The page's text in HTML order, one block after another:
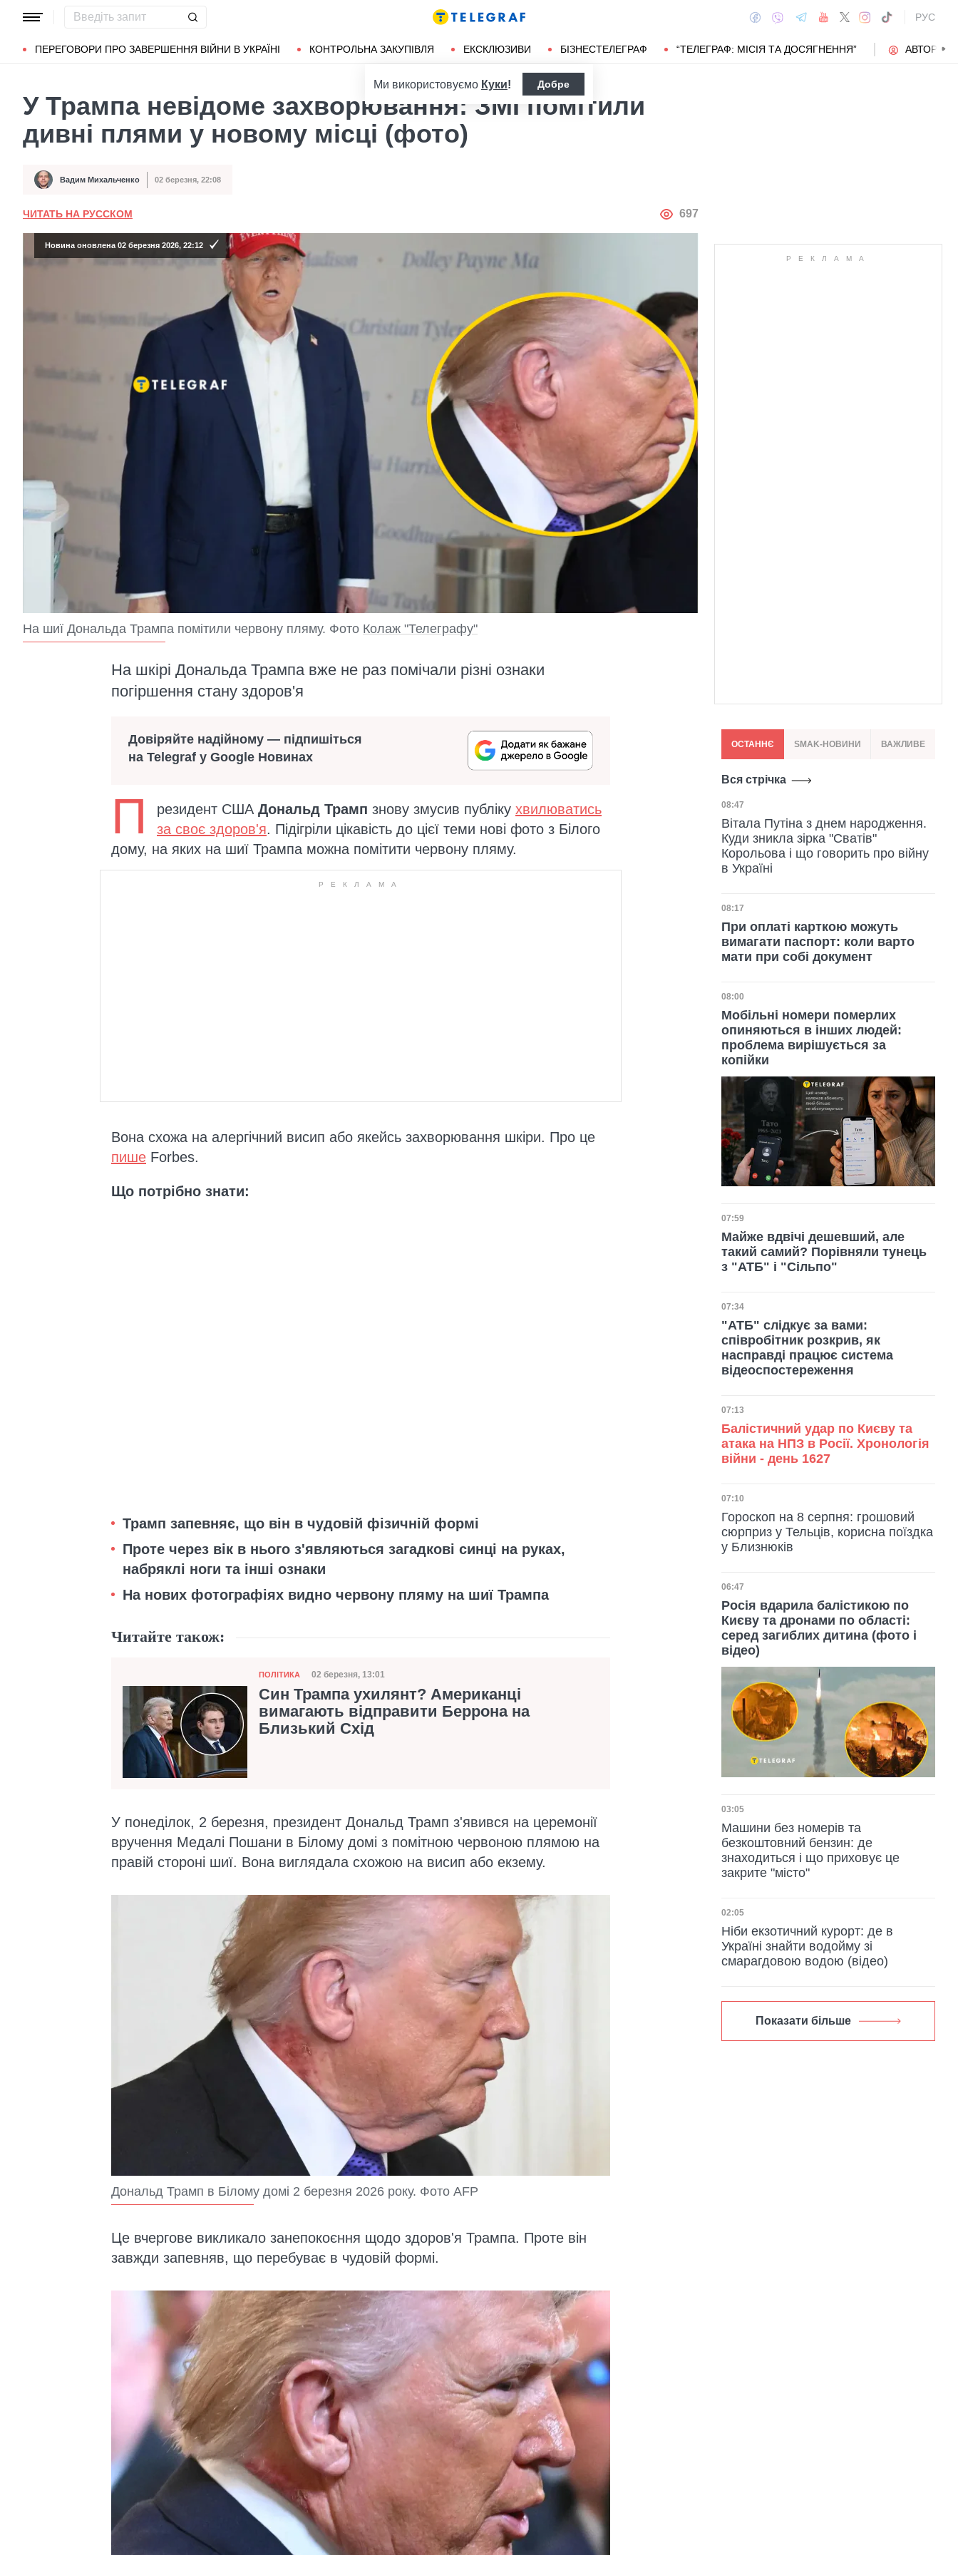
РУС
ПЕРЕГОВОРИ ПРО ЗАВЕРШЕННЯ ВІЙНИ В УКРАЇНІ КОНТРОЛЬНА ЗАКУПІВЛЯ ЕКСКЛЮЗИВИ БІЗНЕСТЕЛЕГРАФ “ТЕЛЕГРАФ: МІСІЯ ТА ДОСЯГНЕННЯ” АВТОРИ
Популярні запити Маріуполь Донбас
Ми використовуємо Куки! Добре
У Трампа невідоме захворювання: ЗМІ помітили
дивні плями у новому місці (фото)
Автор Вадим Михальченко
Дата публікації 02 березня, 22:08
ЧИТАТЬ НА РУССКОМ АВТОР
697
Новина оновлена 02 березня 2026, 22:12
На шиї Дональда Трампа помітили червону пляму. Фото Колаж "Телеграфу"
На шкірі Дональда Трампа вже не раз помічали різні ознаки
погіршення стану здоров'я
Довіряйте надійному — підпишіться
на Telegraf у Google Новинах
П резидент США Дональд Трамп знову змусив публіку хвилюватись
за своє здоров'я. Підігріли цікавість до цієї теми нові фото з Білого
дому, на яких на шиї Трампа можна помітити червону пляму.
Вона схожа на алергічний висип або якейсь захворювання шкіри. Про це
пише Forbes.
Що потрібно знати:
Трамп запевняє, що він в чудовій фізичній формі
Проте через вік в нього з'являються загадкові синці на руках,
набряклі ноги та інші ознаки
На нових фотографіях видно червону пляму на шиї Трампа
Читайте також:
Категорія
ПОЛІТИКА Дата публікації
02 березня, 13:01
Син Трампа ухилянт? Американці
вимагають відправити Беррона на
Близький Схід
У понеділок, 2 березня, президент Дональд Трамп з'явився на церемонії
вручення Медалі Пошани в Білому домі з помітною червоною плямою на
правій стороні шиї. Вона виглядала схожою на висип або екзему.
Дональд Трамп в Білому домі 2 березня 2026 року. Фото AFP
Це вчергове викликало занепокоєння щодо здоров'я Трампа. Проте він
завжди запевняв, що перебуває в чудовій формі.
ОСТАННЄ SMAK-НОВИНИ ВАЖЛИВЕ
Вся стрічка
Дата публікації
08:47
Вітала Путіна з днем народження.
Куди зникла зірка "Сватів"
Корольова і що говорить про війну
в Україні
Дата публікації
08:17
При оплаті карткою можуть
вимагати паспорт: коли варто
мати при собі документ
Дата публікації
08:00
Мобільні номери померлих
опиняються в інших людей:
проблема вирішується за
копійки
Дата публікації
07:59
Майже вдвічі дешевший, але
такий самий? Порівняли тунець
з "АТБ" і "Сільпо"
Дата публікації
07:34
"АТБ" слідкує за вами:
співробітник розкрив, як
насправді працює система
відеоспостереження
Дата публікації
07:13
Балістичний удар по Києву та
атака на НПЗ в Росії. Хронологія
війни - день 1627
Дата публікації
07:10
Гороскоп на 8 серпня: грошовий
сюрприз у Тельців, корисна поїздка
у Близнюків
Дата публікації
06:47
Росія вдарила балістикою по
Києву та дронами по області:
серед загиблих дитина (фото і
відео)
Дата публікації
03:05
Машини без номерів та
безкоштовний бензин: де
знаходиться і що приховує це
закрите "місто"
Дата публікації
02:05
Ніби екзотичний курорт: де в
Україні знайти водойму зі
смарагдовою водою (відео)
Показати більше